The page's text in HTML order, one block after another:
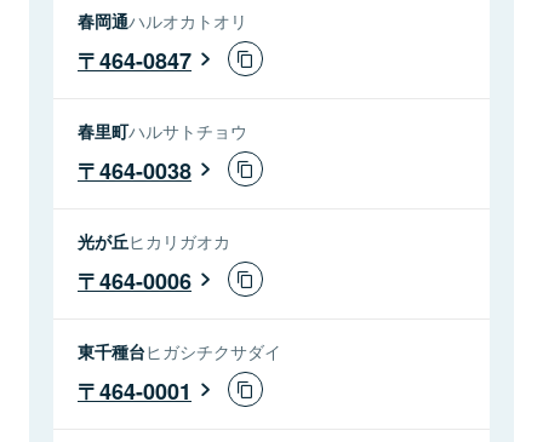
春岡通ハルオカトオリ
464-0847
春里町ハルサトチョウ
464-0038
光が丘ヒカリガオカ
464-0006
東千種台ヒガシチクサダイ
464-0001